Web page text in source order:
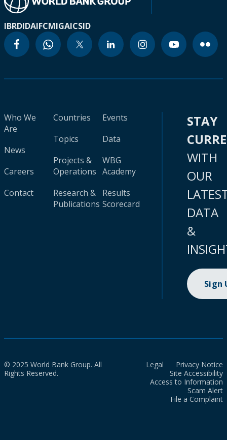
IBRDIDAIFCMIGAICSID
Who We
Are
News
Careers
Contact
Countries
Topics
Projects &
Operations
Research &
Publications
Events
Data
WBG
Academy
Results
Scorecard
STAY
WITH
OUR
DATA
&
Sign
© 2025 World Bank Group. All
Rights Reserved.
Legal
Privacy Notice
Site Accessibility
Access to Information
Scam Alert
File a Complaint